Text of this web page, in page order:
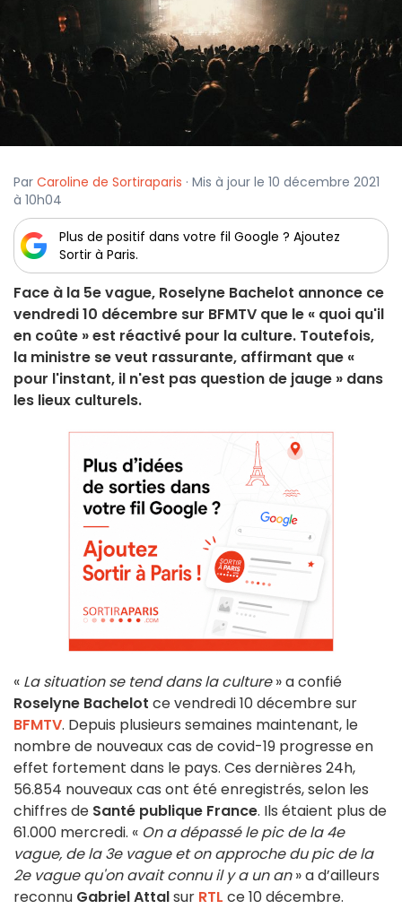
Par Caroline de Sortiraparis · Mis à jour le 10 décembre 2021
à 10h04
Plus de positif dans votre fil Google ? Ajoutez
Sortir à Paris.
Face à la 5e vague, Roselyne Bachelot annonce ce
vendredi 10 décembre sur BFMTV que le « quoi qu'il
en coûte » est réactivé pour la culture. Toutefois,
la ministre se veut rassurante, affirmant que «
pour l'instant, il n'est pas question de jauge » dans
les lieux culturels.
« La situation se tend dans la culture» a confié
Roselyne Bachelot ce vendredi 10 décembre sur
BFMTV. Depuis plusieurs semaines maintenant, le
nombre de nouveaux cas de covid-19 progresse en
effet fortement dans le pays. Ces dernières 24h,
56.854 nouveaux cas ont été enregistrés, selon les
chiffres de Santé publique France. Ils étaient plus de
61.000 mercredi. « On a dépassé le pic de la 4e
vague, de la 3e vague et on approche du pic de la
2e vague qu'on avait connu il y a un an» a d’ailleurs
reconnu Gabriel Attalsur RTL ce 10 décembre.